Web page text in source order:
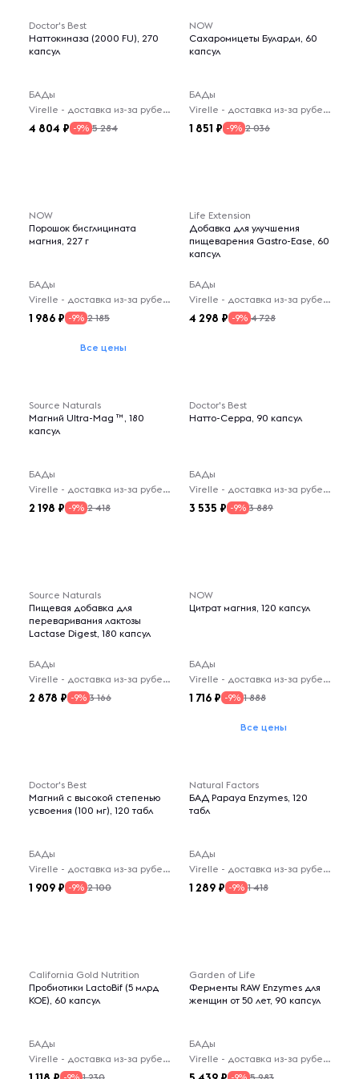
Doctor's Best
Наттокиназа (2000 FU), 270
капсул
БАДы
Virelle - доставка из-за рубежа
4 804 -9% 5 284
NOW
Сахаромицеты Буларди, 60
капсул
БАДы
Virelle - доставка из-за рубежа
1 851 -9% 2 036
NOW
Порошок бисглицината
магния, 227 г
БАДы
Virelle - доставка из-за рубежа
1 986 -9% 2 185
Все цены
Life Extension
Добавка для улучшения
пищеварения Gastro-Ease, 60
капсул
БАДы
Virelle - доставка из-за рубежа
4 298 -9% 4 728
Source Naturals
Магний Ultra-Mag ™, 180
капсул
БАДы
Virelle - доставка из-за рубежа
2 198 -9% 2 418
Doctor's Best
Натто-Серра, 90 капсул
БАДы
Virelle - доставка из-за рубежа
3 535 -9% 3 889
Source Naturals
Пищевая добавка для
переваривания лактозы
Lactase Digest, 180 капсул
БАДы
Virelle - доставка из-за рубежа
2 878 -9% 3 166
NOW
Цитрат магния, 120 капсул
БАДы
Virelle - доставка из-за рубежа
1 716 -9% 1 888
Все цены
Doctor's Best
Магний с высокой степенью
усвоения (100 мг), 120 табл
БАДы
Virelle - доставка из-за рубежа
1 909 -9% 2 100
Natural Factors
БАД Papaya Enzymes, 120
табл
БАДы
Virelle - доставка из-за рубежа
1 289 -9% 1 418
California Gold Nutrition
Пробиотики LactoBif (5 млрд
КОЕ), 60 капсул
БАДы
Virelle - доставка из-за рубежа
Garden of Life
Ферменты RAW Enzymes для
женщин от 50 лет, 90 капсул
БАДы
Virelle - доставка из-за рубежа